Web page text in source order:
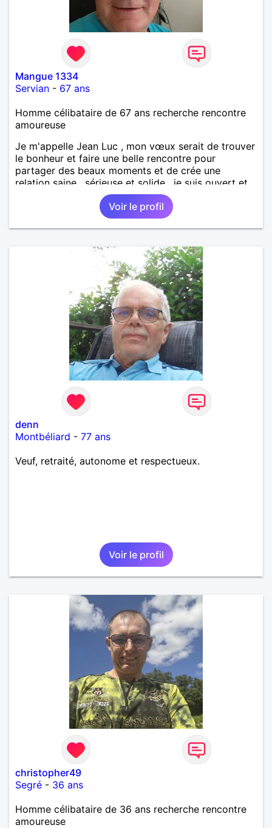
Mangue 1334
Servian - 67 ans
Homme célibataire de 67 ans recherche rencontre
amoureuse
Je m'appelle Jean Luc , mon vœux serait de trouver
le bonheur et faire une belle rencontre pour
partager des beaux moments et de crée une
relation saine , sérieuse et solide , je suis ouvert et
Voir le profil
denn
Montbéliard - 77 ans
Veuf, retraité, autonome et respectueux.
Voir le profil
christopher49
Segré - 36 ans
Homme célibataire de 36 ans recherche rencontre
amoureuse